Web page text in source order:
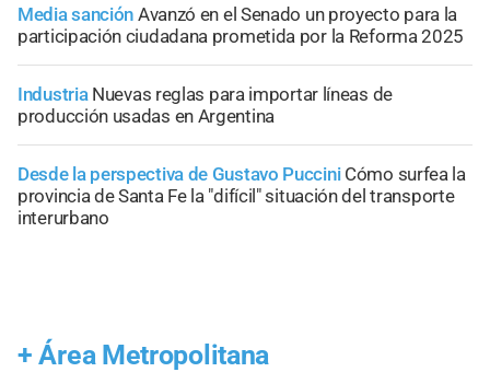
Media sanción Avanzó en el Senado un proyecto para la
participación ciudadana prometida por la Reforma 2025
Industria Nuevas reglas para importar líneas de
producción usadas en Argentina
Desde la perspectiva de Gustavo Puccini Cómo surfea la
provincia de Santa Fe la "difícil" situación del transporte
interurbano
+ Área Metropolitana